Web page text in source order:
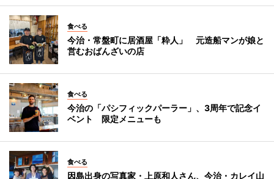
食べる
今治・常盤町に居酒屋「粋人」 元造船マンが娘と
営むおばんざいの店
食べる
今治の「パシフィックパーラー」、3周年で記念イ
ベント 限定メニューも
食べる
因島出身の写真家・上原和人さん、今治・カレイ山